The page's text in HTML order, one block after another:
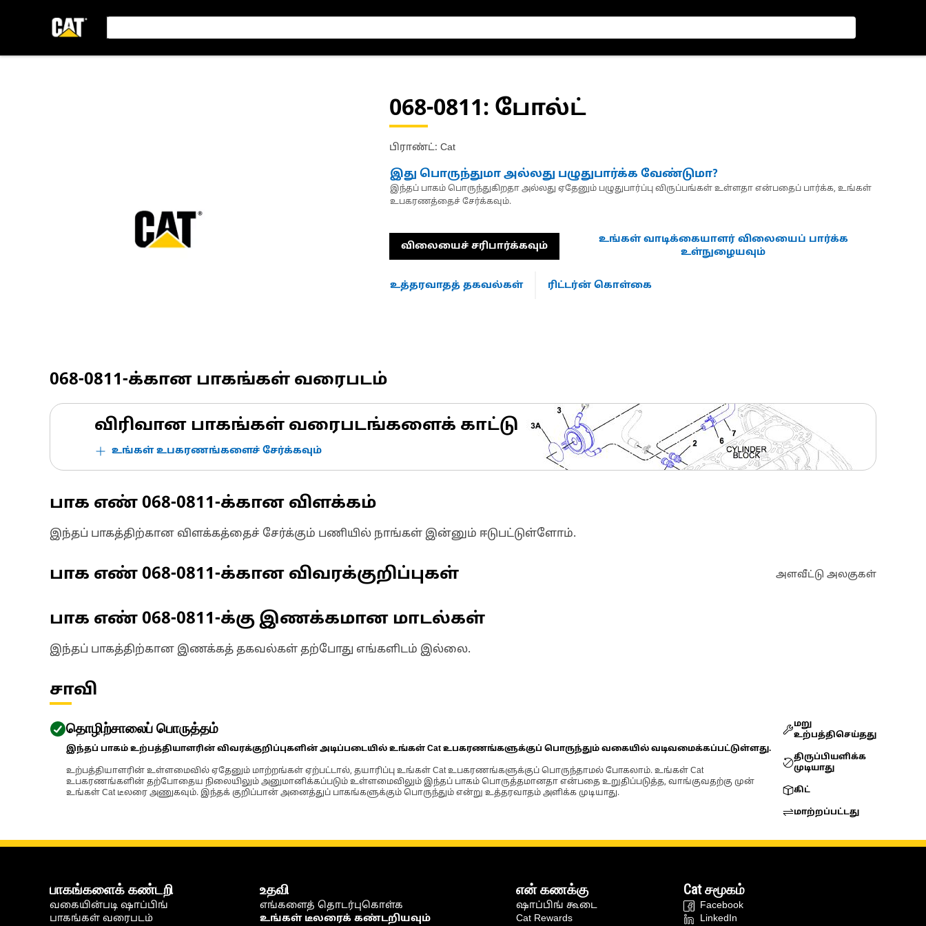
068-0811: போல்ட்
பிராண்ட்: Cat
இது பொருந்துமா அல்லது பழுதுபார்க்க வேண்டுமா?
இந்தப் பாகம் பொருந்துகிறதா அல்லது ஏதேனும் பழுதுபார்ப்பு விருப்பங்கள் உள்ளதா என்பதைப் பார்க்க, உங்கள்
உபகரணத்தைச் சேர்க்கவும்.
விலையைச் சரிபார்க்கவும்
உங்கள் வாடிக்கையாளர் விலையைப் பார்க்க
உள்நுழையவும்
உத்தரவாதத் தகவல்கள் ரிட்டர்ன் கொள்கை
068-0811-க்கான பாகங்கள் வரைபடம்
விரிவான பாகங்கள் வரைபடங்களைக் காட்டு
உங்கள் உபகரணங்களைச் சேர்க்கவும்
பாக எண் 068-0811-க்கான விளக்கம்
இந்தப் பாகத்திற்கான விளக்கத்தைச் சேர்க்கும் பணியில் நாங்கள் இன்னும் ஈடுபட்டுள்ளோம்.
பாக எண் 068-0811-க்கான விவரக்குறிப்புகள் அளவீட்டு அலகுகள்
பாக எண் 068-0811-க்கு இணக்கமான மாடல்கள்
இந்தப் பாகத்திற்கான இணக்கத் தகவல்கள் தற்போது எங்களிடம் இல்லை.
சாவி
தொழிற்சாலைப் பொருத்தம்
இந்தப் பாகம் உற்பத்தியாளரின் விவரக்குறிப்புகளின் அடிப்படையில் உங்கள் Cat உபகரணங்களுக்குப் பொருந்தும் வகையில் வடிவமைக்கப்பட்டுள்ளது.
உற்பத்தியாளரின் உள்ளமைவில் ஏதேனும் மாற்றங்கள் ஏற்பட்டால், தயாரிப்பு உங்கள் Cat உபகரணங்களுக்குப் பொருந்தாமல் போகலாம். உங்கள் Cat
உபகரணங்களின் தற்போதைய நிலையிலும் அனுமானிக்கப்படும் உள்ளமைவிலும் இந்தப் பாகம் பொருத்தமானதா என்பதை உறுதிப்படுத்த, வாங்குவதற்கு முன்
உங்கள் Cat டீலரை அணுகவும். இந்தக் குறிப்பான் அனைத்துப் பாகங்களுக்கும் பொருந்தும் என்று உத்தரவாதம் அளிக்க முடியாது.
மறு
உற்பத்திசெய்தது
திருப்பியளிக்க
முடியாது
கிட்
மாற்றப்பட்டது
பாகங்களைக் கண்டறி
வகையின்படி ஷாப்பிங்
பாகங்கள் வரைபடம்
உதவி
எங்களைத் தொடர்புகொள்க
உங்கள் டீலரைக் கண்டறியவும்
என் கணக்கு
ஷாப்பிங் கூடை
Cat Rewards
Cat சமூகம்
Facebook
LinkedIn